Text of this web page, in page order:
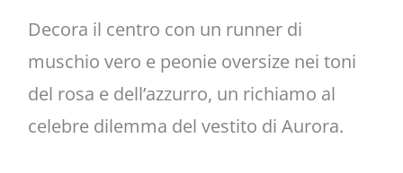
Decora il centro con un runner di
muschio vero e peonie oversize nei toni
del rosa e dell’azzurro, un richiamo al
celebre dilemma del vestito di Aurora.